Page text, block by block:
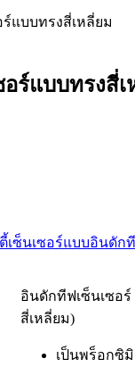
แบบทรงสี่เหลี่ยม
ร์แบบทรงสี่เ
เซ็นเซอร์แบบอินดัก
อินดักทีฟเซ็นเซอ
สี่เหลี่ยม)
เป็นพร็อกซิ